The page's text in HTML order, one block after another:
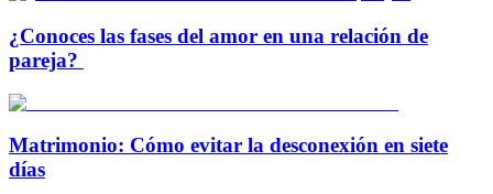
¿Conoces las fases del amor en una relación de
pareja?
Matrimonio: Cómo evitar la desconexión en siete
días